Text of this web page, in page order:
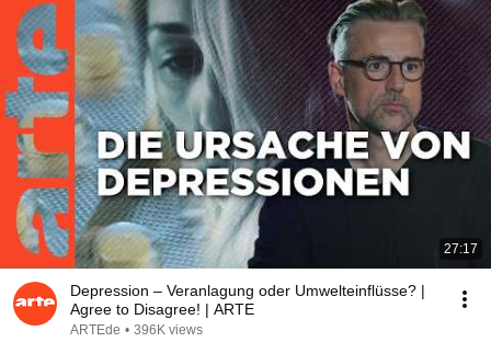
27:17
Depression – Veranlagung oder Umwelteinflüsse? |
Agree to Disagree! | ARTE
ARTEde • 396K views